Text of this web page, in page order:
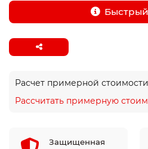
Быстрый
Расчет примерной
Рассчитать примерную
Защищенная